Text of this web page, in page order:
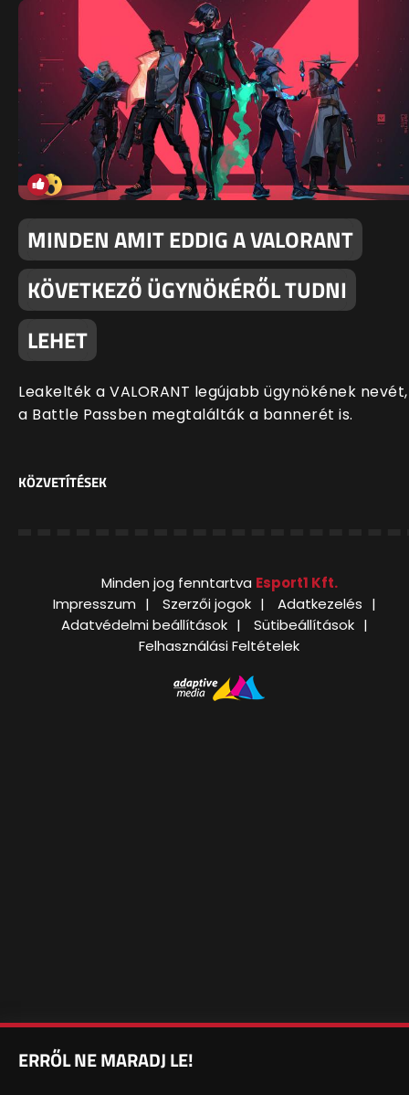
MINDEN AMIT EDDIG A VALORANT
KÖVETKEZŐ ÜGYNÖKÉRŐL TUDNI
LEHET
Leakelték a VALORANT legújabb ügynökének nevét,
a Battle Passben megtalálták a bannerét is.
KÖZVETÍTÉSEK
Minden jog fenntartva Esport1 Kft.
Impresszum
Szerzői jogok
Adatkezelés
Adatvédelmi beállítások
Sütibeállítások
Felhasználási Feltételek
ERRŐL NE MARADJ LE!